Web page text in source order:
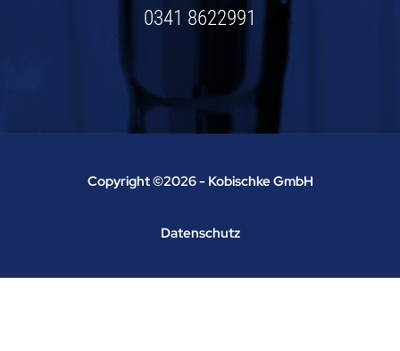
0341 8622991
Copyright ©2026 - Kobischke GmbH
Datenschutz